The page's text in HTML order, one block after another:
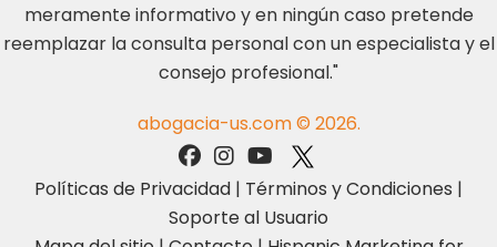
meramente informativo y en ningún caso pretende
reemplazar la consulta personal con un especialista y el
consejo profesional."
abogacia-us.com © 2026.
Políticas de Privacidad | Términos y Condiciones |
Soporte al Usuario